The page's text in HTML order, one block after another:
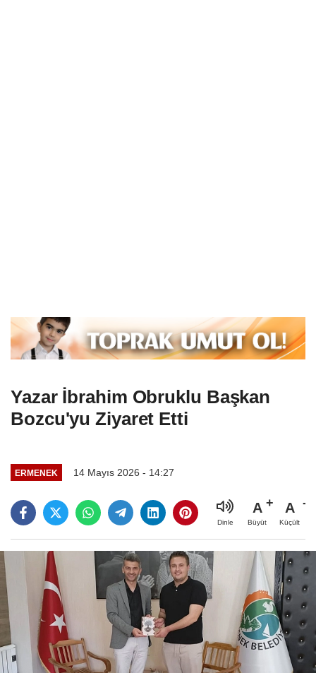
Yazar İbrahim Obruklu Başkan
Bozcu'yu Ziyaret Etti
ERMENEK 14 Mayıs 2026 - 14:27
Dinle
A
Büyüt
A
Küçült